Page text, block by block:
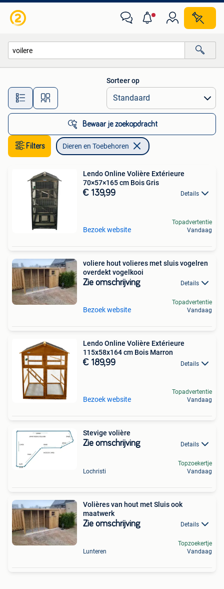
Alle afstanden…
Sorteer op
Bewaar je zoekopdracht
Filters Dieren en Toebehoren
Lendo Online Volière Extérieure
70×57×165 cm Bois Gris
€ 139,99 Details
Bezoek website
Topadvertentie
Vandaag
voliere hout volieres met sluis vogelren
overdekt vogelkooi
Zie omschrijving Details
Bezoek website
Topadvertentie
Vandaag
Lendo Online Volière Extérieure
115x58x164 cm Bois Marron
€ 189,99 Details
Bezoek website
Topadvertentie
Vandaag
Stevige volière
Zie omschrijving Details
Lochristi
Topzoekertje
Vandaag
Volières van hout met Sluis ook
maatwerk
Zie omschrijving Details
Lunteren
Topzoekertje
Vandaag